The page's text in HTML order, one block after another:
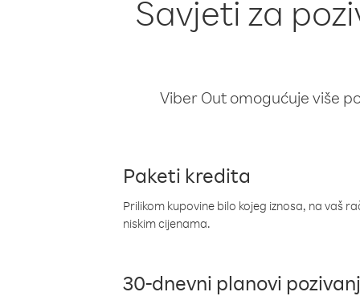
Savjeti za
Viber Out omogućuje više
Paketi kredita
Prilikom kupovine bilo kojeg iznosa, na vaš
niskim cijenama.
30-dnevni planovi